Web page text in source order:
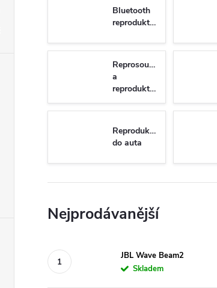
Bluetooth
reproduktory
Reprosoustavy
a
reproduktory
Reproduktory
do auta
Nejprodávanější
JBL Wave Beam2
Skladem